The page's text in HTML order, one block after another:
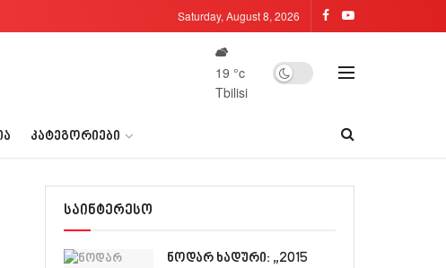
Saturday, August 8, 2026
19 °c
Tbilisi
ᲙᲐᲢᲔᲒᲝᲠᲘᲔᲑᲘ
საინტერესო
ნოდარ ხადური: „2015